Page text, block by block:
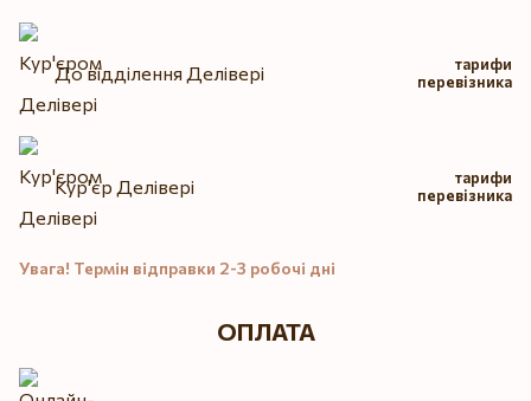
До відділення Делівері
тарифи
перевізника
Кур'єр Делівері
тарифи
перевізника
Увага! Термін відправки 2-3 робочі дні
ОПЛАТА